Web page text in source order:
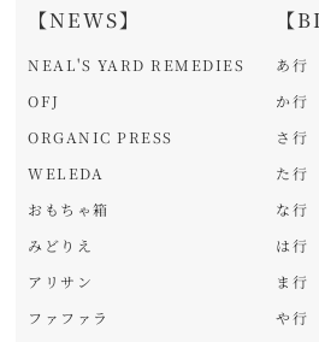
【NEWS】
NEAL'S YARD REMEDIES
OFJ
ORGANIC PRESS
WELEDA
おもちゃ箱
みどりえ
アリサン
ファファラ
【
あ行
か行
さ行
た行
な行
は行
ま行
や行